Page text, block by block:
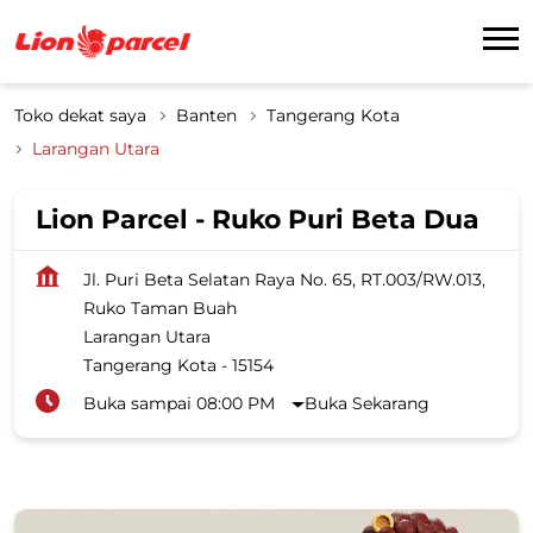
Toko dekat saya Banten
Tangerang Kota
Larangan Utara
Lion Parcel - Ruko Puri Beta Dua
Jl. Puri Beta Selatan Raya No. 65, RT.003/RW.013,
Ruko Taman Buah
Larangan Utara
Tangerang Kota - 15154
Buka sampai 08:00 PM
Buka Sekarang